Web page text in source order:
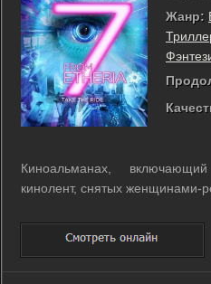
Жанр:
Киноальманах,
кинолент, снятых женщинами-